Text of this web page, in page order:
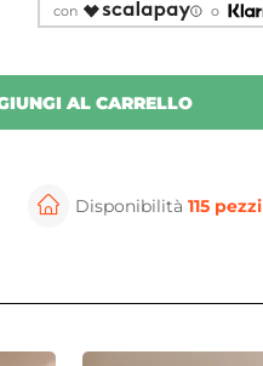
con
o
AL CARRELLO
Disponibilità 115 pezzi